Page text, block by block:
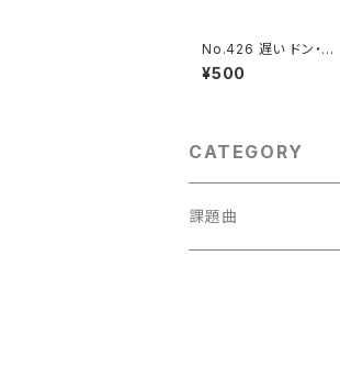
No.426 遅い ドン・キ
ホーテより森の女王のV
a.
¥500
CATEGORY
課題曲